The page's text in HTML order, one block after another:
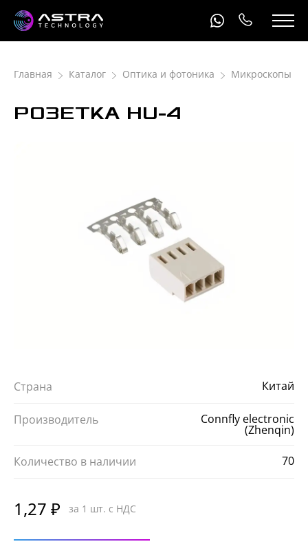
Главная Каталог Оптика и фотоника Микроскопы
РОЗЕТКА HU-4
Страна Китай
Производитель Connfly electronic
(Zhenqin)
Количество в наличии 70
1,27 ₽ за 1 шт. с НДС